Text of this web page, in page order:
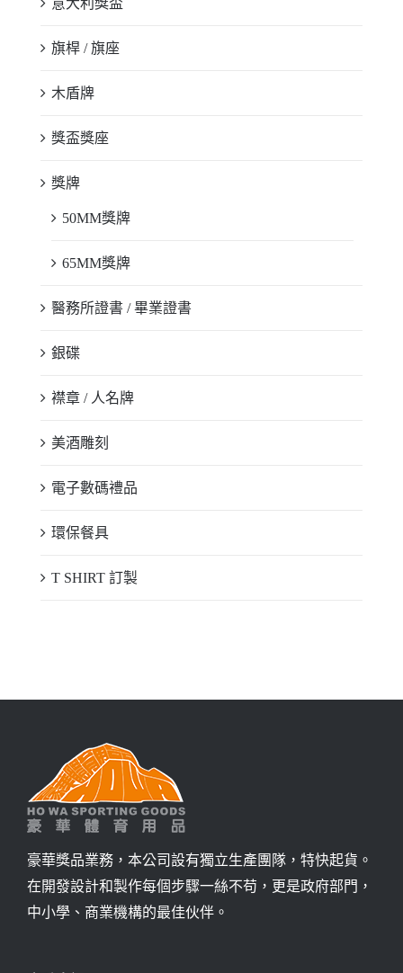
意大利獎盃
旗桿 / 旗座
木盾牌
獎盃獎座
獎牌
50MM獎牌
65MM獎牌
醫務所證書 / 畢業證書
銀碟
襟章 / 人名牌
美酒雕刻
電子數碼禮品
環保餐具
T SHIRT 訂製
豪華獎品業務，本公司設有獨立生產團隊，特快起貨。
在開發設計和製作每個步驟一絲不苟，更是政府部門，
中小學、商業機構的最佳伙伴。